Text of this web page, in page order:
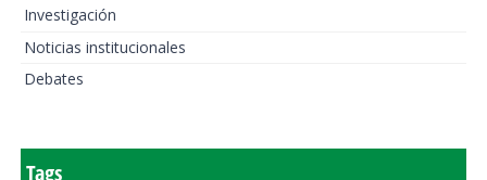
Investigación
Noticias institucionales
Debates
Tags